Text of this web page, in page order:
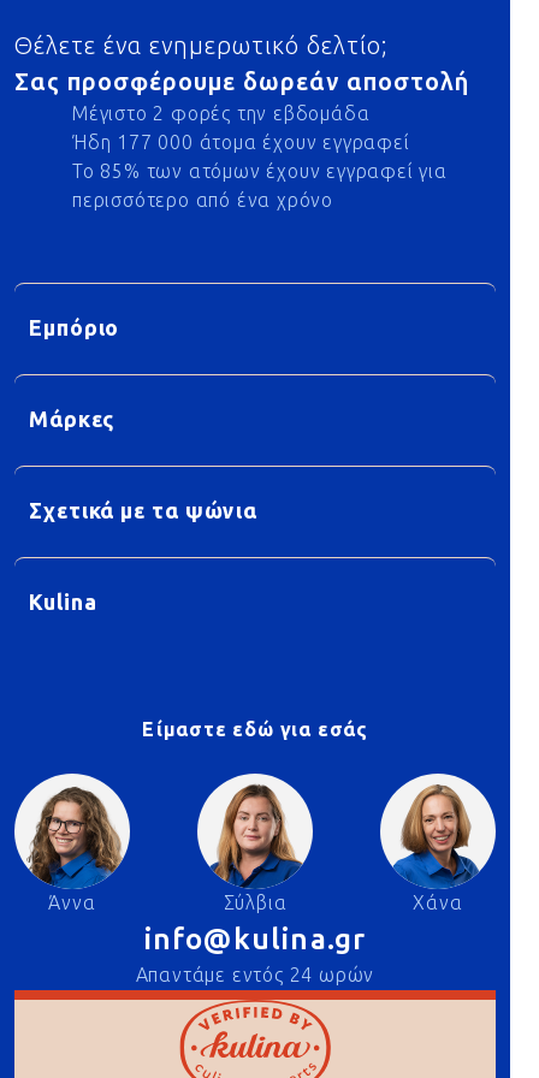
Θέλετε ένα ενημερωτικό δελτίο;
Σας προσφέρουμε δωρεάν αποστολή
Μέγιστο 2 φορές την εβδομάδα
Ήδη 177 000 άτομα έχουν εγγραφεί
Το 85% των ατόμων έχουν εγγραφεί για
περισσότερο από ένα χρόνο
Εμπόριο
Μάρκες
Σχετικά με τα ψώνια
Kulina
Είμαστε εδώ για εσάς
Άννα Σύλβια Χάνα
info@kulina.gr
Απαντάμε εντός 24 ωρών